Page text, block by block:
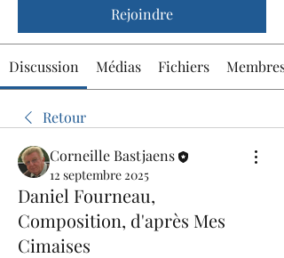
Rejoindre
Discussion Médias Fichiers Membres
Retour
Corneille Bastjaens
12 septembre 2025
Daniel Fourneau,
Composition, d'après Mes
Cimaises